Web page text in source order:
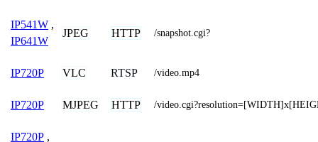
IP541W ,
IP641W
JPEG HTTP /snapshot.cgi?
IP720P VLC RTSP /video.mp4
IP720P MJPEG HTTP /
IP720P ,